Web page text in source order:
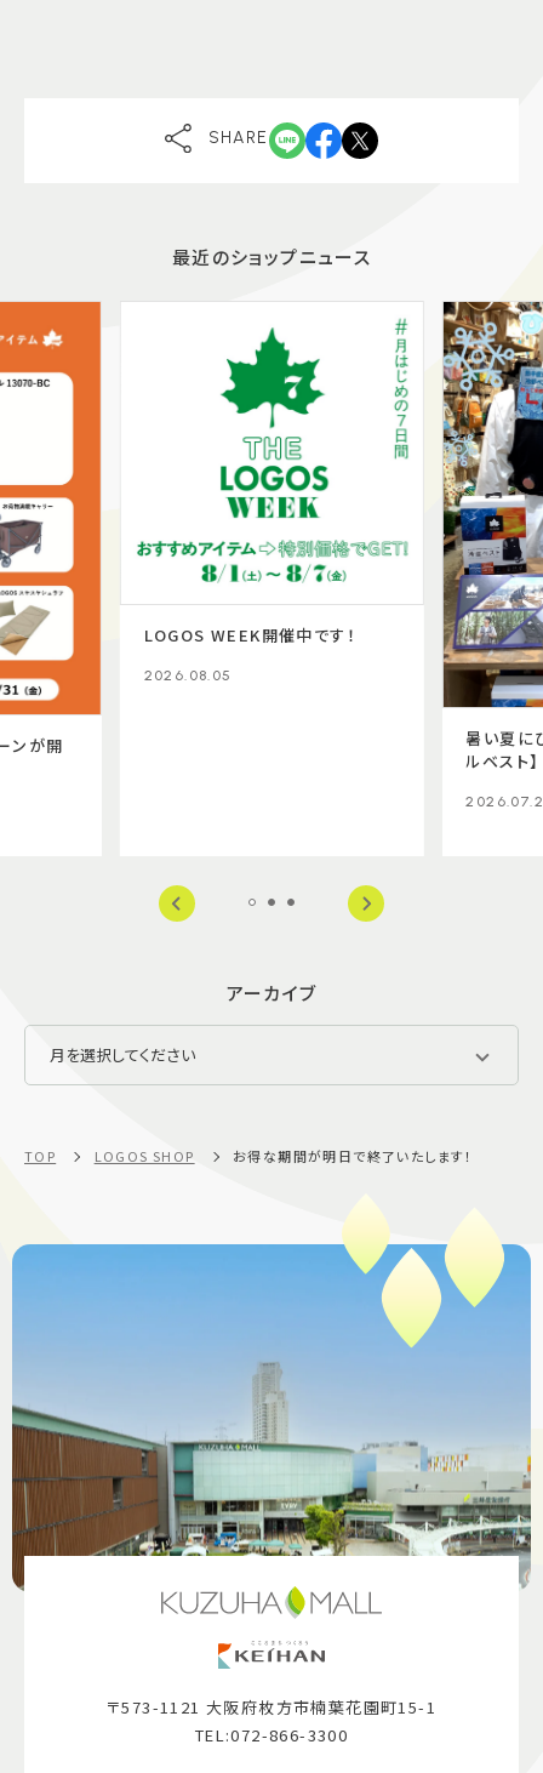
SHARE
最近のショップニュース
ンが開
LOGOS WEEK開催中です！
2026.08.05
暑い夏に
ルベスト】
アーカイブ
TOP LOGOS SHOP お得な期間が明日で終了いたします！
〒573-1121 大阪府枚方市楠葉花園町15-1
TEL:072-866-3300